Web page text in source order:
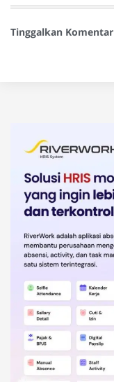
Tinggalkan Komentar